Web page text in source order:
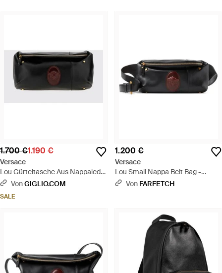
1.700 €1.190 €
Versace
Lou Gürteltasche Aus Nappaleder
- Schwarz
VonGIGLIO.COM
SALE
1.200 €
Versace
Lou Small Nappa Belt Bag -
Schwarz
Von FARFETCH